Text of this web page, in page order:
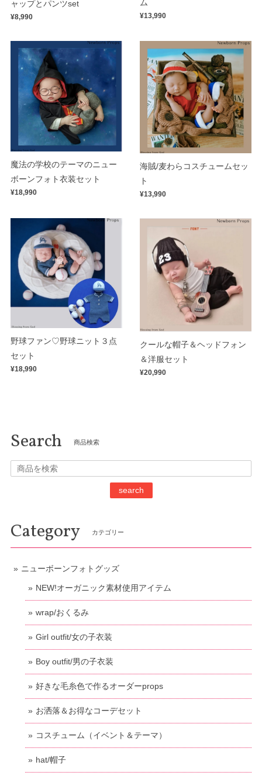
ャップとパンツset
¥8,990
ム
¥13,990
魔法の学校のテーマのニュー
ボーンフォト衣装セット
¥18,990
海賊/麦わらコスチュームセッ
ト
¥13,990
野球ファン♡野球ニット３点
セット
¥18,990
クールな帽子＆ヘッドフォン
＆洋服セット
¥20,990
Search 商品検索
search
Category カテゴリー
ニューボーンフォトグッズ
NEW!オーガニック素材使用アイテム
wrap/おくるみ
Girl outfit/女の子衣装
Boy outfit/男の子衣装
好きな毛糸色で作るオーダーprops
お洒落＆お得なコーデセット
コスチューム（イベント＆テーマ）
hat/帽子